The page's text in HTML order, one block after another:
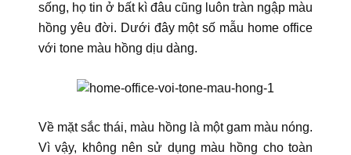
sống, họ tin ở bất kì đâu cũng luôn tràn ngập màu
hồng yêu đời. Dưới đây một số mẫu home office
với tone màu hồng dịu dàng.
Về mặt sắc thái, màu hồng là một gam màu nóng.
Vì vậy, không nên sử dụng màu hồng cho toàn